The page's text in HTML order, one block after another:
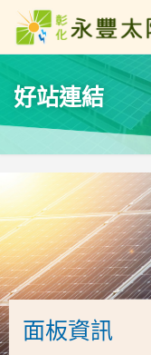
好站連結
面板資訊